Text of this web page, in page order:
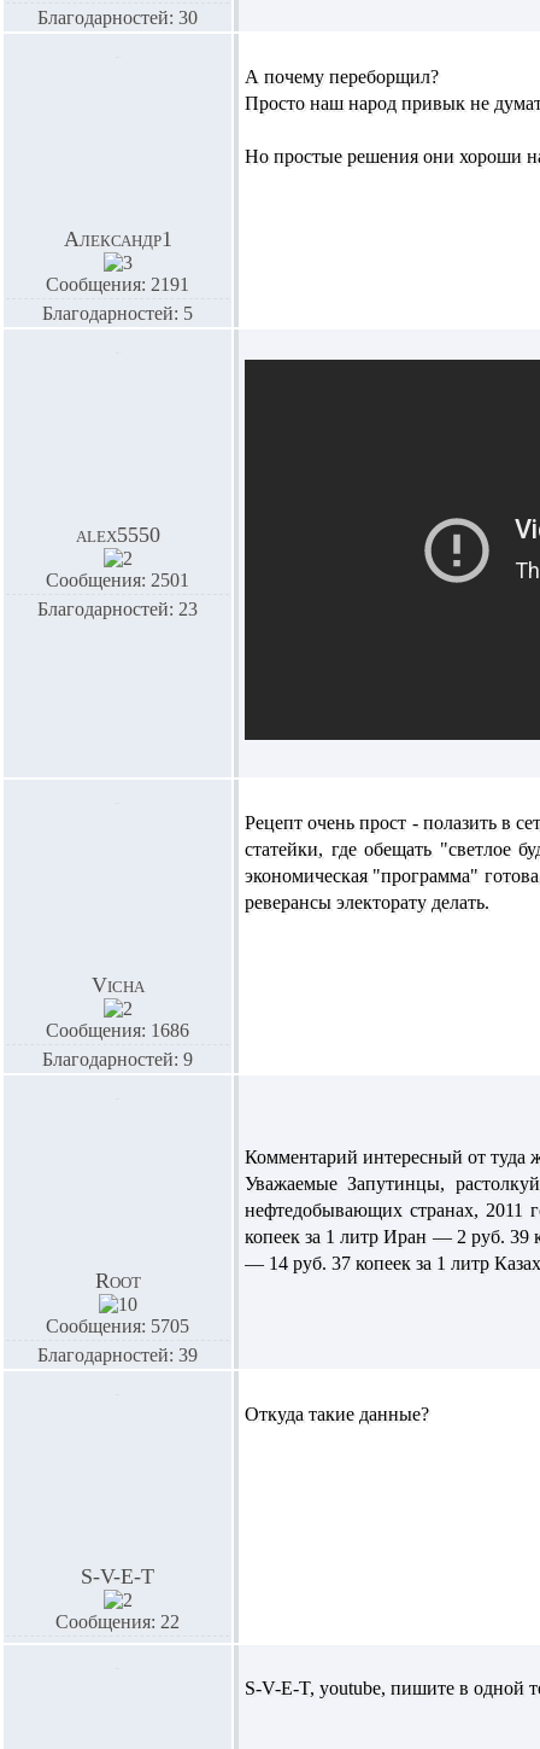
Благодарностей: 30
Александр1
Сообщения: 2191
Благодарностей: 5
А почему переборщил?
Просто наш народ привык не
Но простые решения они хороши
alex5550
Сообщения: 2501
Благодарностей: 23
Vicha
Сообщения: 1686
Благодарностей: 9
Рецепт очень прост - полазить в
статейки, где обещать "светлое
экономическая "программа"
реверансы электорату делать.
Root
Сообщения: 5705
Благодарностей: 39
Комментарий интересный от туда
Уважаемые Запутинцы,
нефтедобывающих странах, 2011
копеек за 1 литр Иран — 2 руб.
— 14 руб. 37 копеек за 1 литр
S-V-E-T
Сообщения: 22
Откуда такие данные?
S-V-E-T, youtube, пишите в одной